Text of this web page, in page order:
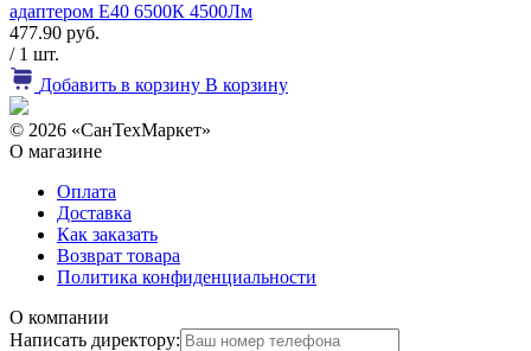
адаптером E40 6500К 4500Лм
477.90 руб.
/ 1 шт.
Добавить в корзину В корзину
© 2026 «СанТехМаркет»
О магазине
Оплата
Доставка
Как заказать
Возврат товара
Политика конфиденциальности
О компании
Написать директору: